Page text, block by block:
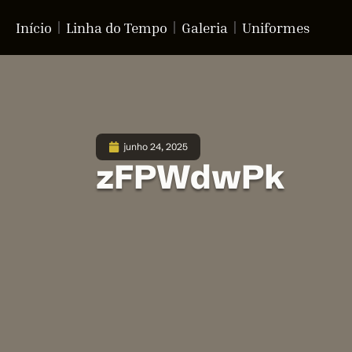
Início Linha do Tempo Galeria Uniformes
junho 24, 2025
zFPWdwPk